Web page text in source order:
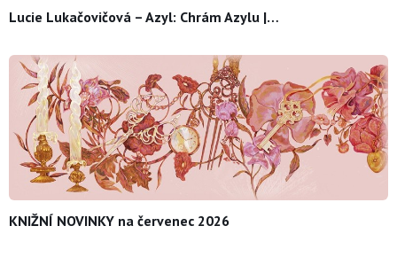
Lucie Lukačovičová – Azyl: Chrám Azylu |…
KNIŽNÍ NOVINKY na červenec 2026